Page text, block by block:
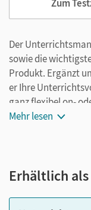
Zum
Der
sowie die
Produkt. Ergänzt
er Ihre
ganz flexibel on-
Ihr
Lösungen
Mehr lesen
Erhältlich